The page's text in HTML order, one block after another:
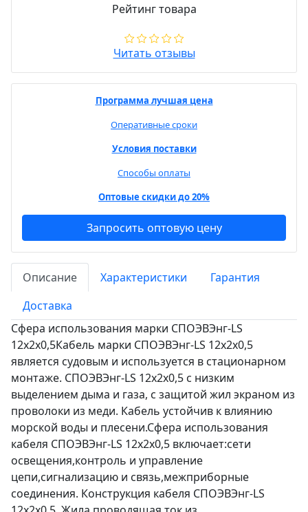
Рейтинг товара
Читать отзывы
Программа лучшая цена
Оперативные сроки
Условия поставки
Способы оплаты
Оптовые скидки до 20%
Запросить оптовую цену
Описание Характеристики
Гарантия
Доставка
Сфера использования марки СПОЭВЭнг-LS
12х2х0,5Кабель марки СПОЭВЭнг-LS 12х2х0,5
является судовым и используется в стационарном
монтаже. СПОЭВЭнг-LS 12х2х0,5 с низким
выделением дыма и газа, с защитой жил экраном из
проволоки из меди. Кабель устойчив к влиянию
морской воды и плесени.Сфера использования
кабеля СПОЭВЭнг-LS 12х2х0,5 включает:сети
освещения,контроль и управление
цепи,сигнализацию и связь,межприборные
соединения. Конструкция кабеля СПОЭВЭнг-LS